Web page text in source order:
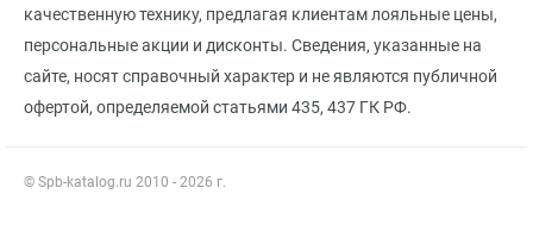
качественную технику, предлагая клиентам лояльные цены,
персональные акции и дисконты. Сведения, указанные на
сайте, носят справочный характер и не являются публичной
офертой, определяемой статьями 435, 437 ГК РФ.
© Spb-katalog.ru 2010 - 2026 г.